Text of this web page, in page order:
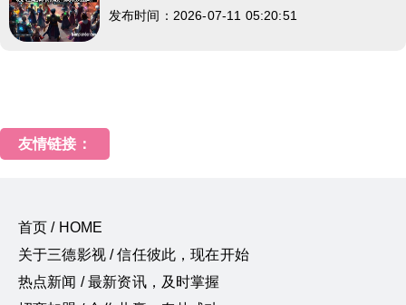
发布时间：2026-07-11 05:20:51
友情链接：
首页 / HOME
关于三德影视 / 信任彼此，现在开始
热点新闻 / 最新资讯，及时掌握